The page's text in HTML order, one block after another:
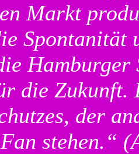
Markt
Hamburger
die
der
stehen.“